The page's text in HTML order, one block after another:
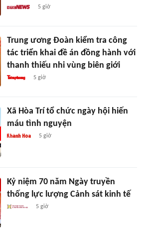
5 giờ
Trung ương Đoàn kiểm tra công
tác triển khai đề án đồng hành với
thanh thiếu nhi vùng biên giới
5 giờ
Xã Hòa Trí tổ chức ngày hội hiến
máu tình nguyện
5 giờ
Kỷ niệm 70 năm Ngày truyền
thống lực lượng Cảnh sát kinh tế
5 giờ